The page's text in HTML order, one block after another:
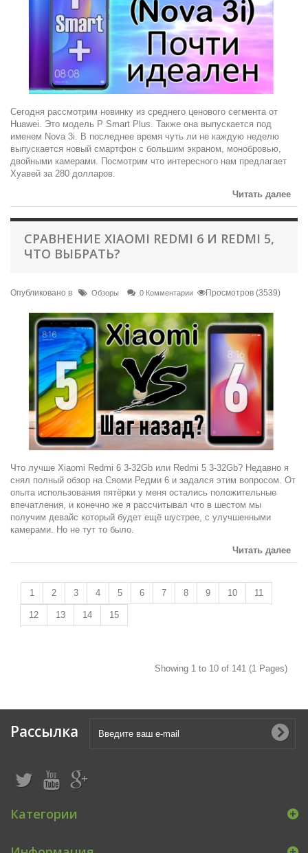
Сегодня рассмотрим новинку из среднего ценового сегмента от
Huawei. Это модель P Smart Plus. Также она выпускается под
именем Nova 3i. В последнее время чуть ли не каждую неделю
выпускается новый смартфон с большим экраном, монобровью,
двойными камерами. Посмотрим что интересного нам предлагает
Хуавей за 280 долларов.
Читать далее
СРАВНЕНИЕ XIAOMI REDMI 6 И REDMI 5,
ЧТО ВЫБРАТЬ?
Опубликовано в Обзоры 0 Комментарии Просмотров (3539)
Что лучше Xiaomi Redmi 6 3-32Gb или Redmi 5 3-32Gb? Недавно я
снял полный обзор на Сяоми Редми 6 и задался этим вопросом. От
опыта использования пятёрки у меня остались положительные
впечатления, и конечно же я рассчитывал что в шестом мы
получим девайс который будет ещё шустрее, с улучшенными
камерами. Но не тут то было.
Читать далее
1 2 3 4 5 6 7 8 9 10 11
12 13 14 15
Showing 1 to 10 of 141 (1 Pages)
Рассылка
Категории